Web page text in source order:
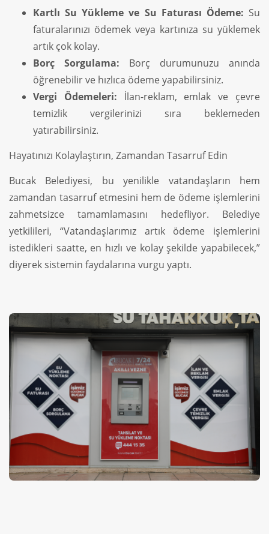
Kartlı Su Yükleme ve Su Faturası Ödeme: Su
faturalarınızı ödemek veya kartınıza su yüklemek
artık çok kolay.
Borç Sorgulama: Borç durumunuzu anında
öğrenebilir ve hızlıca ödeme yapabilirsiniz.
Vergi Ödemeleri: İlan-reklam, emlak ve çevre
temizlik vergilerinizi sıra beklemeden
yatırabilirsiniz.
Hayatınızı Kolaylaştırın, Zamandan Tasarruf Edin
Bucak Belediyesi, bu yenilikle vatandaşların hem
zamandan tasarruf etmesini hem de ödeme işlemlerini
zahmetsizce tamamlamasını hedefliyor. Belediye
yetkilileri, “Vatandaşlarımız artık ödeme işlemlerini
istedikleri saatte, en hızlı ve kolay şekilde yapabilecek,”
diyerek sistemin faydalarına vurgu yaptı.